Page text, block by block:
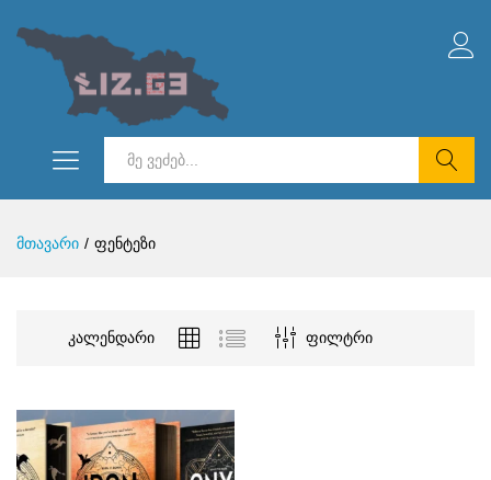
მთავარი / ფენტეზი
კალენდარი ფილტრი